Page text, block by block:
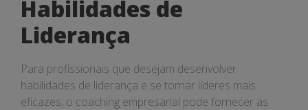
Habilidades de
Liderança
Para profissionais que desejam desenvolver
habilidades de liderança e se tornar líderes mais
eficazes, o coaching empresarial pode fornecer as